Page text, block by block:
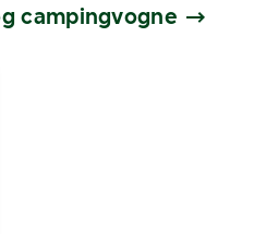
campingvogne